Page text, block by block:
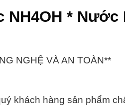
* Nước
NGHỆ VÀ AN TOÀN**
khách hàng sản phẩm